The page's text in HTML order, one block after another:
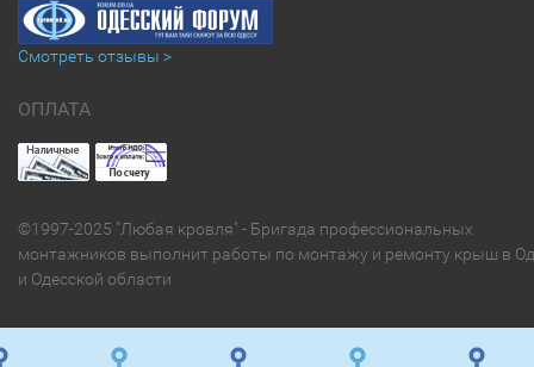
Смотреть отзывы >
ОПЛАТА
©1997-2025 "Любая кровля" - Бригада профессиональных
монтажников выполнит работы по монтажу и ремонту крыш в
и Одесской области